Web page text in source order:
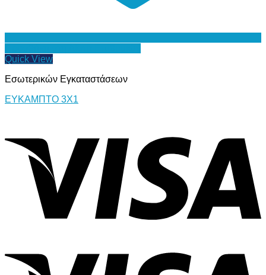
Quick View
Εσωτερικών Εγκαταστάσεων
ΕΥΚΑΜΠΤΟ 3Χ1